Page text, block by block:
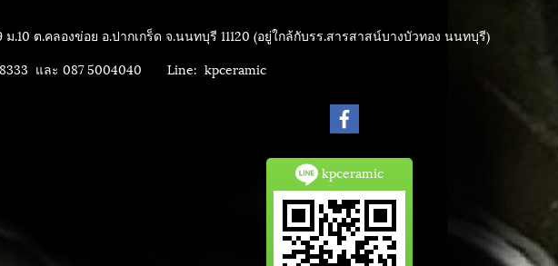
ม.10 ต.คลองข่อย อ.ปากเกร็ด จ.นนทบุรี 11120 (อยู่ใกล้กับรร.สารสาสน์บางบัวทอง นนทบุรี)
และ 087 5004040 Line: kpceramic
kpceramic